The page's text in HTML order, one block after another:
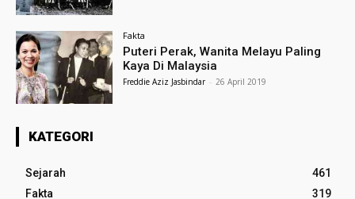
Fakta
Puteri Perak, Wanita Melayu Paling
Kaya Di Malaysia
Freddie Aziz Jasbindar - 26 April 2019
KATEGORI
Sejarah
461
Fakta
319